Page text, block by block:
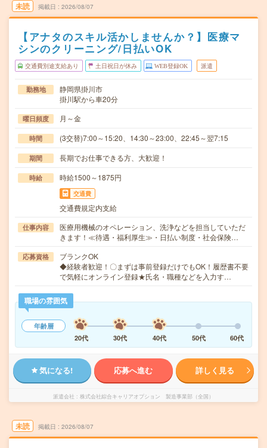
未読 掲載日 2026/08/07
【アナタのスキル活かしませんか？】医療マ
シンのクリーニング/日払いOK
交通費別途支給あり 土日祝日が休み WEB登録OK 派遣
勤務地
静岡県掛川市
掛川駅から車20分
曜日頻度 月～金
時間 (3交替)7:00～15:20、14:30～23:00、22:45～翌7:15
期間 長期でお仕事できる方、大歓迎！
時給 時給1500～1875円
交通費
交通費規定内支給
仕事内容
医療用機械のオペレーション、洗浄などを担当していただ
きます！≪待遇・福利厚生≫・日払い制度・社会保険…
応募資格
ブランクOK
◆経験者歓迎！〇まずは事前登録だけでもOK！履歴書不要
で気軽にオンライン登録★氏名・職種などを入力す…
職場の雰囲気
年齢層
20代
30代 40代 50代 60代
気になる! 応募へ進む 詳しく見る
派遣会社 株式会社綜合キャリアオプション 製造事業部（全国）
未読 掲載日 2026/08/07